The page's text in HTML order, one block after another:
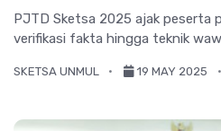
PJTD Sketsa 2025 ajak peserta
verifikasi fakta hingga teknik
SKETSA UNMUL 19 MAY 2025